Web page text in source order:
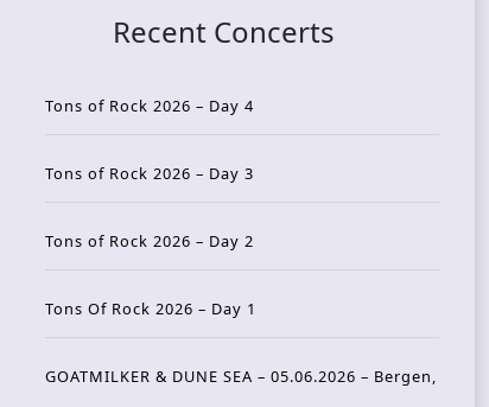
Recent Concerts
Tons of Rock 2026 – Day 4
Tons of Rock 2026 – Day 3
Tons of Rock 2026 – Day 2
Tons Of Rock 2026 – Day 1
GOATMILKER & DUNE SEA – 05.06.2026 – Bergen,